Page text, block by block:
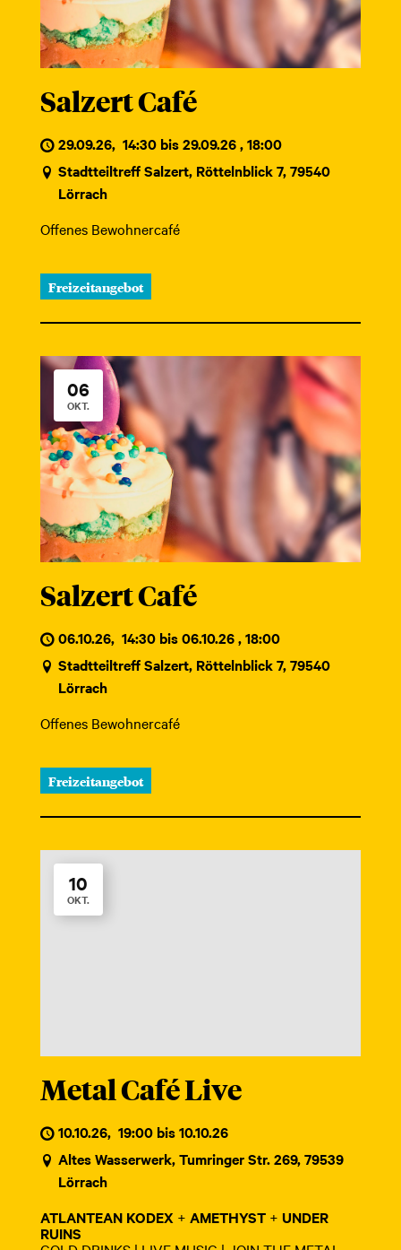
Salzert Café
29.09.26, 14:30 bis 29.09.26 , 18:00
Stadtteiltreff Salzert, Röttelnblick 7, 79540
Lörrach
Offenes Bewohnercafé
Freizeitangebot
06
OKT.
Salzert Café
06.10.26, 14:30 bis 06.10.26 , 18:00
Stadtteiltreff Salzert, Röttelnblick 7, 79540
Lörrach
Offenes Bewohnercafé
Freizeitangebot
10
OKT.
Metal Café Live
10.10.26, 19:00 bis 10.10.26
Altes Wasserwerk, Tumringer Str. 269, 79539
Lörrach
ATLANTEAN KODEX + AMETHYST + UNDER
RUINS